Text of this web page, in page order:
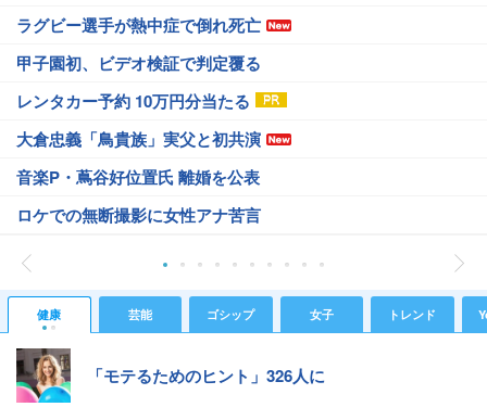
ラグビー選手が熱中症で倒れ死亡
甲子園初、ビデオ検証で判定覆る
レンタカー予約 10万円分当たる
大倉忠義「鳥貴族」実父と初共演
音楽P・蔦谷好位置氏 離婚を公表
ロケでの無断撮影に女性アナ苦言
健康 芸能 ゴシップ 女子 トレンド
「モテるためのヒント」326人に